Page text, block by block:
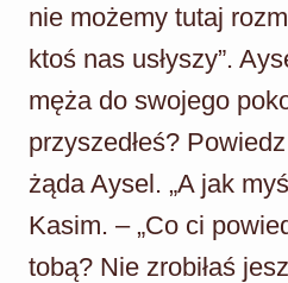
nie możemy tutaj
ktoś nas usłyszy”.
męża do swojego
przyszedłeś?
żąda Aysel. „A jak
Kasim. – „Co ci
tobą? Nie zrobiłaś